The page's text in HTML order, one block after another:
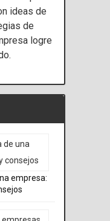
ideas de
de
logre
empresa: